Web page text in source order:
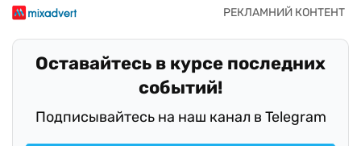
Оставайтесь в курсе последних
событий!
Подписывайтесь на наш канал в Telegram